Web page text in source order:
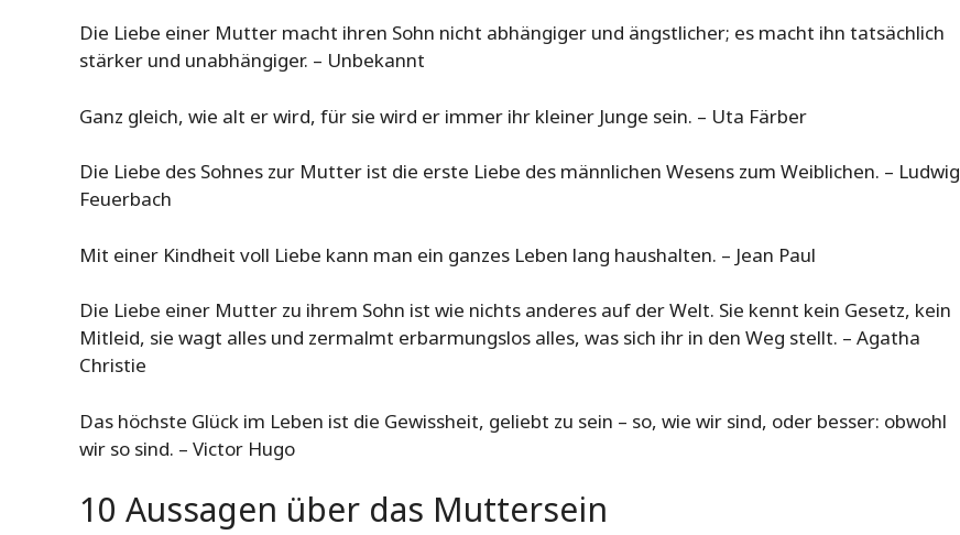
Die Liebe einer Mutter macht ihren Sohn nicht abhängiger und ängstlicher; es macht ihn tatsächlich
stärker und unabhängiger. – Unbekannt
Ganz gleich, wie alt er wird, für sie wird er immer ihr kleiner Junge sein. – Uta Färber
Die Liebe des Sohnes zur Mutter ist die erste Liebe des männlichen Wesens zum Weiblichen. – Ludwig
Feuerbach
Mit einer Kindheit voll Liebe kann man ein ganzes Leben lang haushalten. – Jean Paul
Die Liebe einer Mutter zu ihrem Sohn ist wie nichts anderes auf der Welt. Sie kennt kein Gesetz, kein
Mitleid, sie wagt alles und zermalmt erbarmungslos alles, was sich ihr in den Weg stellt. – Agatha
Christie
Das höchste Glück im Leben ist die Gewissheit, geliebt zu sein – so, wie wir sind, oder besser: obwohl
wir so sind. – Victor Hugo
10 Aussagen über das Muttersein